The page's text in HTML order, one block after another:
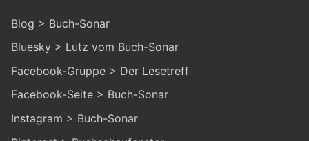
Blog > Buch-Sonar
Bluesky > Lutz vom Buch-Sonar
Facebook-Gruppe > Der Lesetreff
Facebook-Seite > Buch-Sonar
Instagram > Buch-Sonar